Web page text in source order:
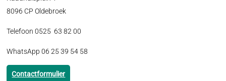
8096 CP Oldebroek
Telefoon 0525 63 82 00
WhatsApp 06 25 39 54 58
Contactformulier